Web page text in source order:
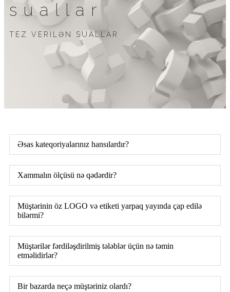
suallar
TEZ VERİLƏN SUALLAR
Əsas kateqoriyalarınız hansılardır?
Xammalın ölçüsü nə qədərdir?
Müştərinin öz LOGO və etiketi yarpaq yayında çap edilə
bilərmi?
Müştərilər fərdiləşdirilmiş tələblər üçün nə təmin
etməlidirlər?
Bir bazarda neçə müştəriniz olardı?